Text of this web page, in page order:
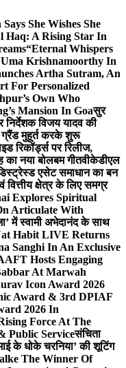
She Wishes She
Haq: A Rising Star In
“Eternal Whispers
Uma Krishnamoorthy In
Artha Sutram, An
For Personalized
Own Who
Mansion In Goaसुर
निर्देशक विजय यादव की
ग्रैंड मुहूर्त करके शुरू
रिकॉर्ड्स पर रिलीज,
का नया बोलबम गीतवीकेडीएल
एसेट समाधान का बन
वित्तीय क्षेत्र के लिए समग्र
Explores Spiritual
Articulate With
में स्वामी अभेदानंद के साथ
Habit LIVE Returns
Sanghi In An Exclusive
Hosts Engaging
At Marwah
Icon Award 2026
Award & 3rd DPIAF
2026 In
Force At The
Public Serviceसंचिता
के धोके चरनिया’ की शूटिंग
The Winner Of